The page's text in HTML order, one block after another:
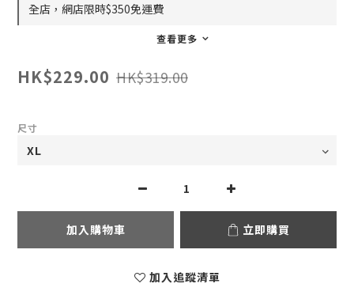
全店，網店限時$350免運費
查看更多
HK$229.00 HK$319.00
尺寸
加入購物車 立即購買
加入追蹤清單